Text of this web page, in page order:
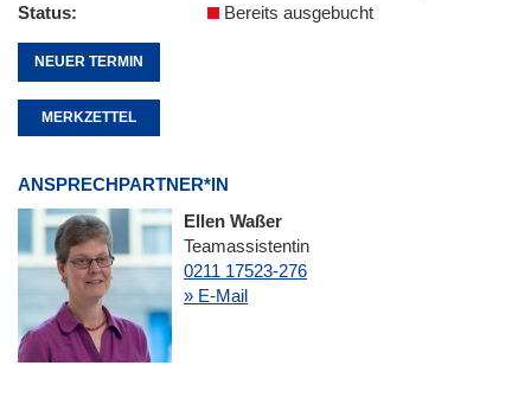
Status
Bereits ausgebucht
NEUER TERMIN
MERKZETTEL
ANSPRECHPARTNER*IN
Ellen Waßer
Teamassistentin
0211 17523-276
» E-Mail